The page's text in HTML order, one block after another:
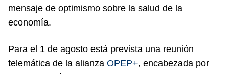
mensaje de optimismo sobre la salud de la
economía.
Para el 1 de agosto está prevista una reunión
telemática de la alianza OPEP+, encabezada por